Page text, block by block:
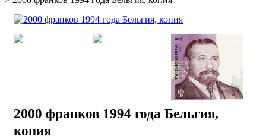
2000 франков 1994 года Бельгия,
копия